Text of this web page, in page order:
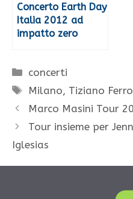
Concerto Earth Day
Italia 2012 ad
impatto zero
Categorie
concerti
Tag
Milano, Tiziano Ferro
Marco Masini Tour
Tour insieme per
Iglesias